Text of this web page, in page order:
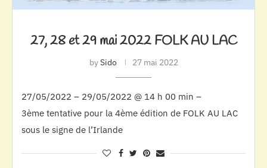
27, 28 et 29 mai 2022 FOLK AU LAC
bySido 27 mai 2022
27/05/2022 – 29/05/2022 @ 14 h 00 min –
3ème tentative pour la 4ème édition de FOLK AU LAC
sous le signe de l’Irlande